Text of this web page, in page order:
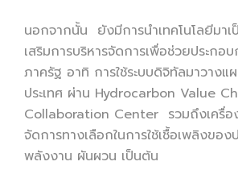
นอกจากนั้น ยังมีการนำเทคโนโลยีมาเ
เสริมการบริหารจัดการเพื่อช่วยประกอ
ภาครัฐ อาทิ การใช้ระบบดิจิทัลมาวางแ
ประเทศ ผ่าน Hydrocarbon Value
Collaboration Center รวมถึงเครื่อ
จัดการทางเลือกในการใช้เชื้อเพลิงของป
พลังงาน ผันผวน เป็นต้น